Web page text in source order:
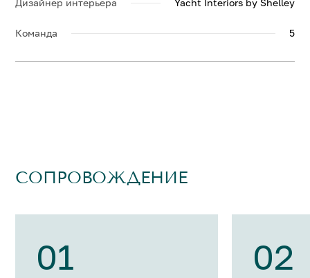
Дизайнер интерьера Yacht Interiors by Shelley
Команда 5
СОПРОВОЖДЕНИЕ
01 02